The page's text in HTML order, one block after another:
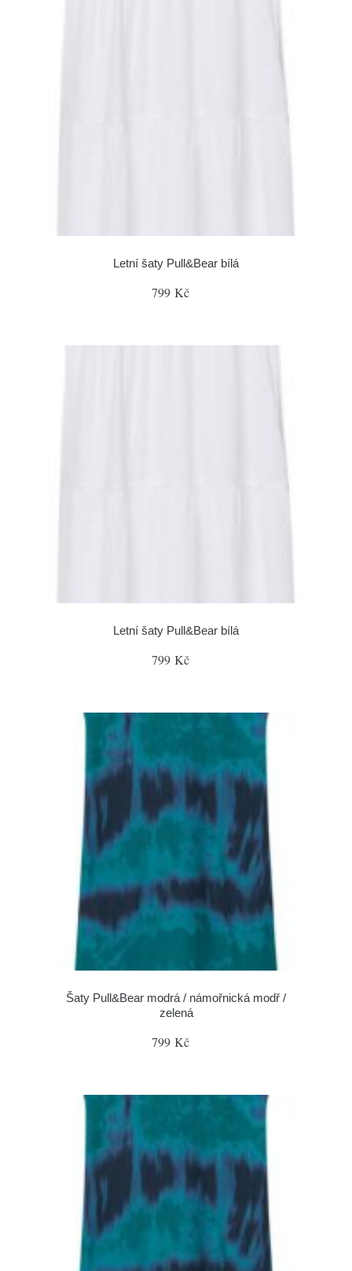
Letní šaty Pull&Bear bílá
799 Kč
Letní šaty Pull&Bear bílá
799 Kč
Šaty Pull&Bear modrá / námořnická modř /
zelená
799 Kč